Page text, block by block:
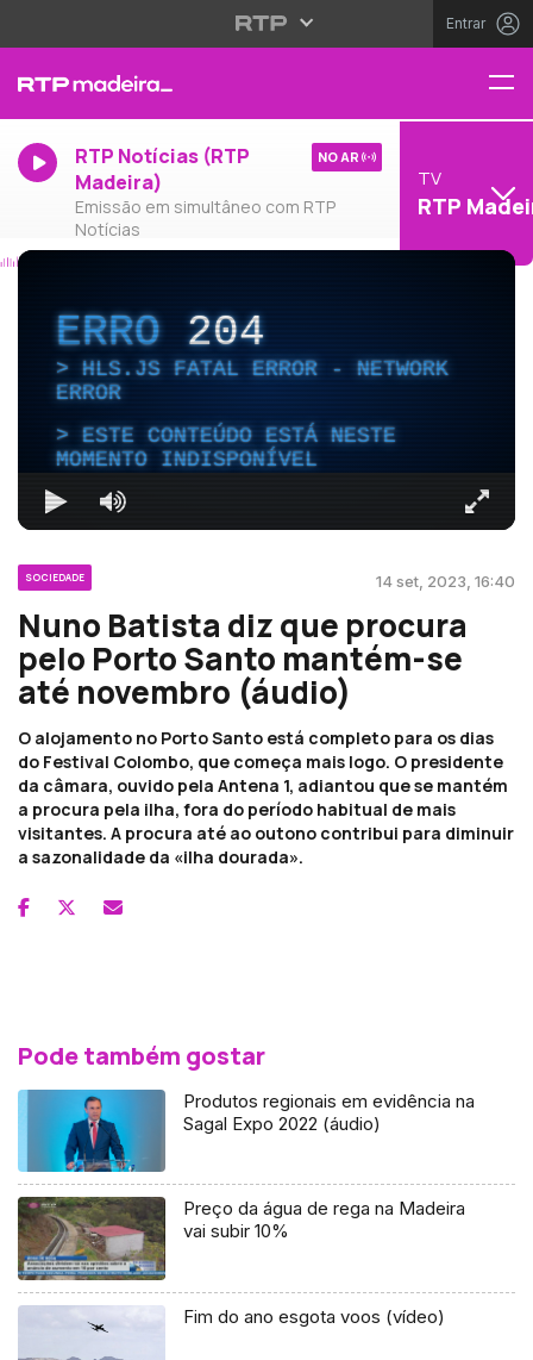
Entrar
RTP Notícias (RTP
Madeira)
Emissão em simultâneo com RTP
Notícias
NO AR
TV
RTP
ERRO204
HLS.JS FATAL ERROR - NETWORK
ERROR
ESTE CONTEÚDO ESTÁ NESTE
MOMENTO INDISPONÍVEL
SOCIEDADE 14 set, 2023, 16:40
Nuno Batista diz que procura
pelo Porto Santo mantém-se
até novembro (áudio)
O alojamento no Porto Santo está completo para os dias
do Festival Colombo, que começa mais logo. O presidente
da câmara, ouvido pela Antena 1, adiantou que se mantém
a procura pela ilha, fora do período habitual de mais
visitantes. A procura até ao outono contribui para diminuir
a sazonalidade da «ilha dourada».
Pode também gostar
Produtos regionais em evidência na
Sagal Expo 2022 (áudio)
Preço da água de rega na Madeira
vai subir 10%
Fim do ano esgota voos (vídeo)